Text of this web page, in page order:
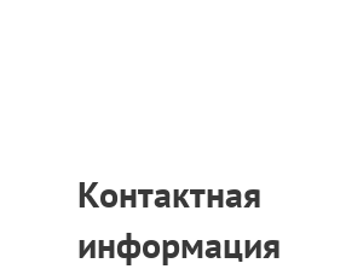
Контактная
информация